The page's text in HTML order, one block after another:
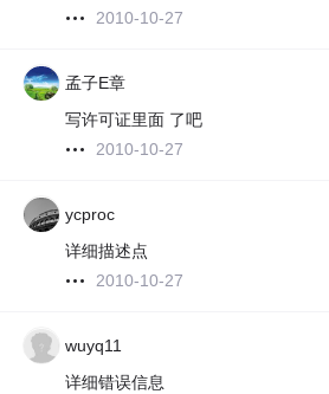
2010-10-27
孟子E章
写许可证里面 了吧
2010-10-27
ycproc
详细描述点
2010-10-27
wuyq11
详细错误信息